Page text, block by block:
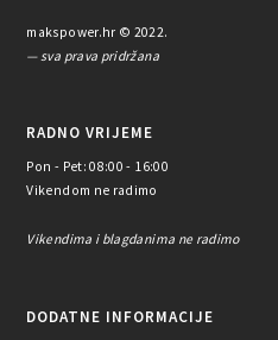
makspower.hr © 2022.
— sva prava pridržana
RADNO VRIJEME
Pon - Pet: 08:00 - 16:00
Vikendom ne radimo
Vikendima i blagdanima ne radimo
DODATNE INFORMACIJE